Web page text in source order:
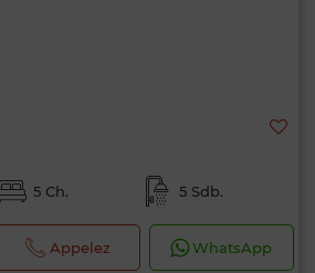
5 Ch. 5 Sdb.
Appelez WhatsApp